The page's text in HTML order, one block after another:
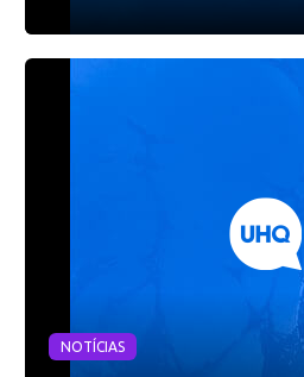
NOTÍCIAS